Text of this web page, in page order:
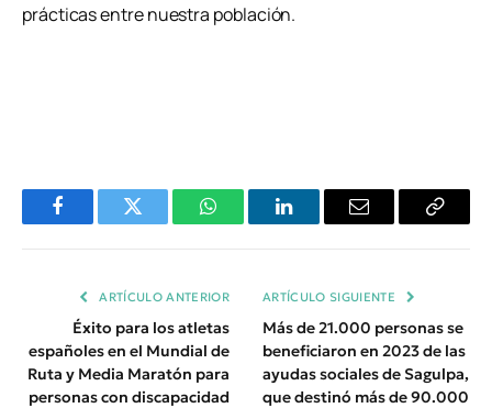
prácticas entre nuestra población.
FacebookTwitter WhatsAppLinkedInEmail
Copiar
ARTÍCULO ANTERIOR
Éxito para los atletas
españoles en el Mundial de
Ruta y Media Maratón para
personas con discapacidad
ARTÍCULO SIGUIENTE
Más de 21.000 personas se
beneficiaron en 2023 de las
ayudas sociales de Sagulpa,
que destinó más de 90.000